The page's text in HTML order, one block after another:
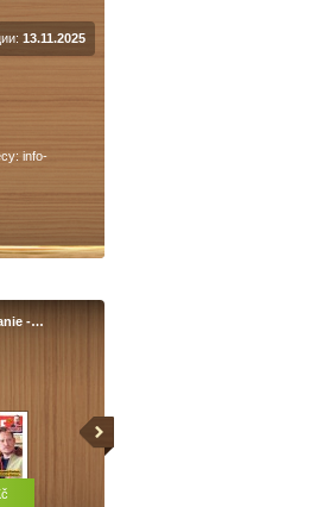
13.11.2025
info-
-…